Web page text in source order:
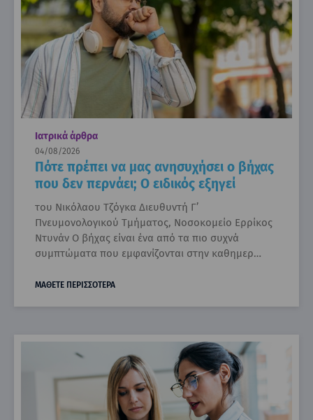
Ιατρικά άρθρα
04/08/2026
Πότε πρέπει να μας ανησυχήσει ο βήχας
που δεν περνάει; Ο ειδικός εξηγεί
του Νικόλαου Τζόγκα Διευθυντή Γ’
Πνευμονολογικού Τμήματος, Νοσοκομείο Ερρίκος
Ντυνάν Ο βήχας είναι ένα από τα πιο συχνά
συμπτώματα που εμφανίζονται στην καθημερ…
ΜΑΘΕΤΕ ΠΕΡΙΣΣΟΤΕΡΑ